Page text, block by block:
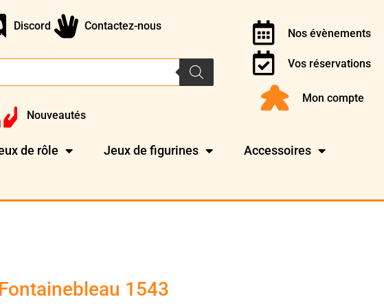
Discord Contactez-nous
Nouveautés
Nos évènements
Vos réservations
Mon compte
de rôle Jeux de figurines Accessoires
1543